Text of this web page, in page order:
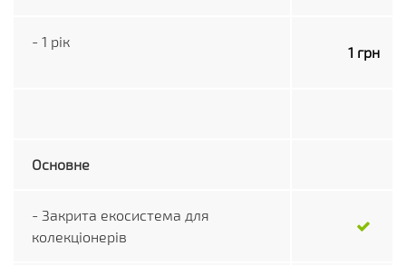
- 1 рік
1 грн
Основне
- Закрита екосистема для
колекціонерів